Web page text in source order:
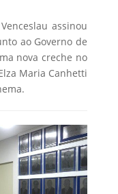
assinou
ao Governo de
nova creche no
Maria Canhetti